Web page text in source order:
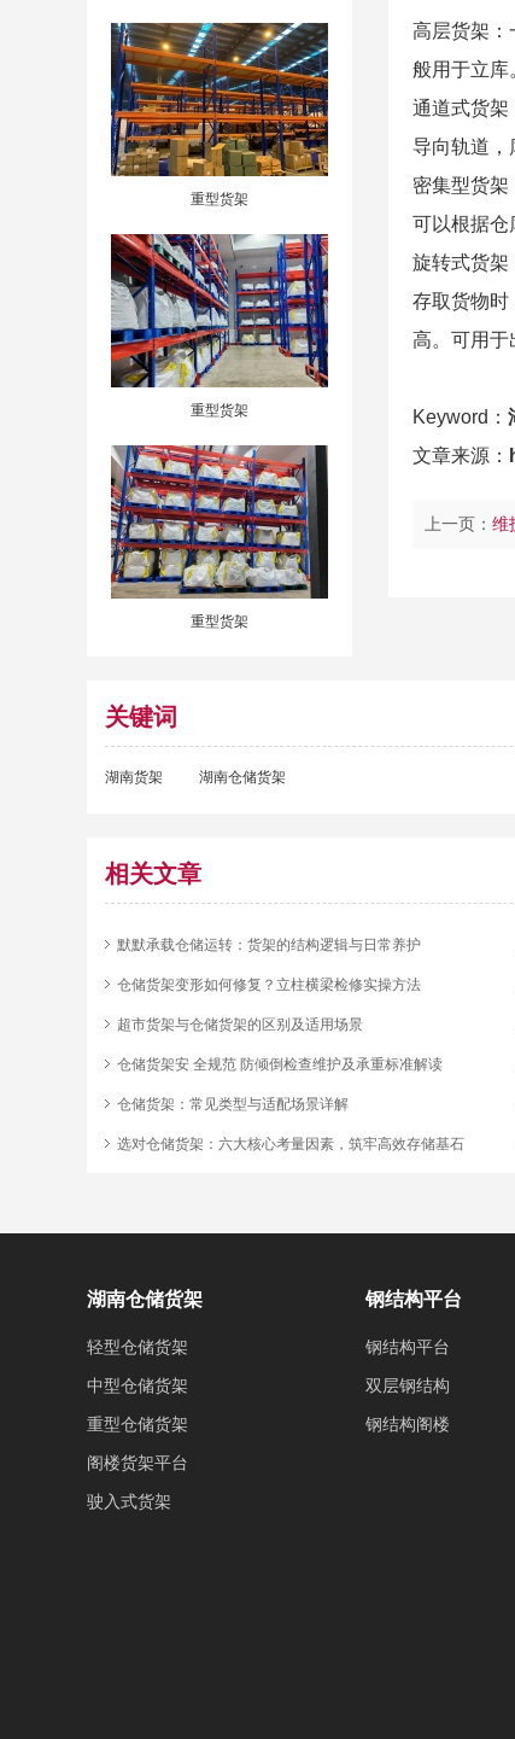
重型货架
重型货架
重型货架
高层货架：
般用于立库
通道式货架
导向轨道，
密集型货
可以根据仓
旋转式货架
存取货物时
高。可用于
Keyword：
文章来源：
上一页： 维
关键词
湖南货架 湖南仓储货架
相关文章
默默承载仓储运转：货架的结构逻辑与日常养护
仓储货架变形如何修复？立柱横梁检修实操方法
超市货架与仓储货架的区别及适用场景
仓储货架安 全规范 防倾倒检查维护及承重标准解读
仓储货架：常见类型与适配场景详解
选对仓储货架：六大核心考量因素，筑牢高效存储基石
湖南仓储货架
轻型仓储货架
中型仓储货架
重型仓储货架
阁楼货架平台
驶入式货架
钢结构平台
钢结构平台
双层钢结构
钢结构阁楼